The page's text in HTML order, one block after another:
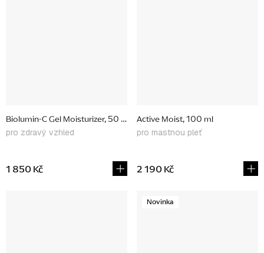
Biolumin-C Gel Moisturizer, 50 ml
pro zdravý vzhled
1 850 Kč
Active Moist, 100 ml
pro mastnou pleť
2 190 Kč
Novinka